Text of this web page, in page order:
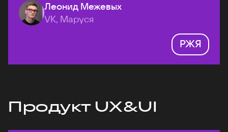
Леонид Межевых
VK, Маруся
РЖЯ
Продукт UX&UI